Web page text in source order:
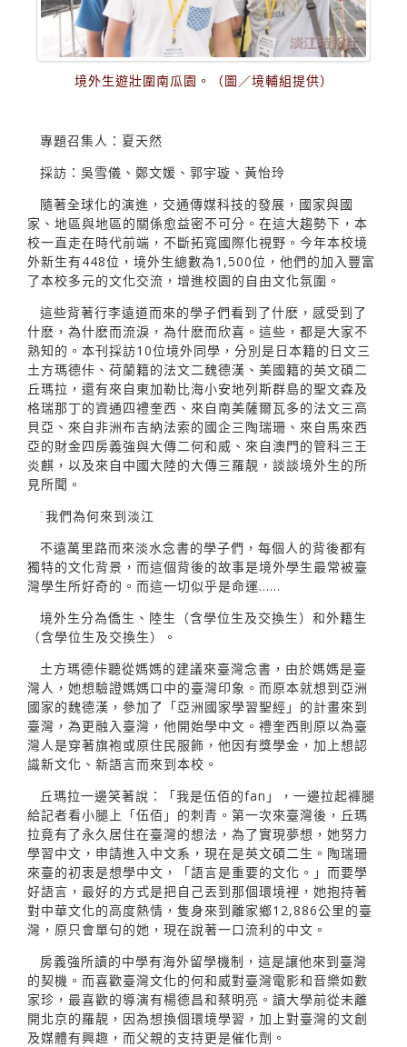
境外生遊壯圍南瓜園。（圖／境輔組提供）
專題召集人：夏天然
採訪：吳雪儀、鄭文媛、郭宇璇、黃怡玲
隨著全球化的演進，交通傳媒科技的發展，國家與國
家、地區與地區的關係愈益密不可分。在這大趨勢下，本
校一直走在時代前端，不斷拓寬國際化視野。今年本校境
外新生有448位，境外生總數為1,500位，他們的加入豐富
了本校多元的文化交流，增進校園的自由文化氛圍。
這些背著行李遠道而來的學子們看到了什麽，感受到了
什麽，為什麽而流淚，為什麽而欣喜。這些，都是大家不
熟知的。本刊採訪10位境外同學，分別是日本籍的日文三
土方瑪德佧、荷蘭籍的法文二魏德漢、美國籍的英文碩二
丘瑪拉，還有來自東加勒比海小安地列斯群島的聖文森及
格瑞那丁的資通四禮奎西、來自南美薩爾瓦多的法文三高
貝亞、來自非洲布吉納法索的國企三陶瑞珊、來自馬來西
亞的財金四房義強與大傳二何和威、來自澳門的管科三王
炎麒，以及來自中國大陸的大傳三羅靚，談談境外生的所
見所聞。
˙我們為何來到淡江
不遠萬里路而來淡水念書的學子們，每個人的背後都有
獨特的文化背景，而這個背後的故事是境外學生最常被臺
灣學生所好奇的。而這一切似乎是命運……
境外生分為僑生、陸生（含學位生及交換生）和外籍生
（含學位生及交換生）。
土方瑪德佧聽從媽媽的建議來臺灣念書，由於媽媽是臺
灣人，她想驗證媽媽口中的臺灣印象。而原本就想到亞洲
國家的魏德漢，參加了「亞洲國家學習聖經」的計畫來到
臺灣，為更融入臺灣，他開始學中文。禮奎西則原以為臺
灣人是穿著旗袍或原住民服飾，他因有獎學金，加上想認
識新文化、新語言而來到本校。
丘瑪拉一邊笑著說：「我是伍佰的fan」，一邊拉起褲腿
給記者看小腿上「伍佰」的刺青。第一次來臺灣後，丘瑪
拉竟有了永久居住在臺灣的想法，為了實現夢想，她努力
學習中文，申請進入中文系，現在是英文碩二生。陶瑞珊
來臺的初衷是想學中文，「語言是重要的文化。」而要學
好語言，最好的方式是把自己丟到那個環境裡，她抱持著
對中華文化的高度熱情，隻身來到離家鄉12,886公里的臺
灣，原只會單句的她，現在說著一口流利的中文。
房義強所讀的中學有海外留學機制，這是讓他來到臺灣
的契機。而喜歡臺灣文化的何和威對臺灣電影和音樂如數
家珍，最喜歡的導演有楊德昌和蔡明亮。讀大學前從未離
開北京的羅靚，因為想換個環境學習，加上對臺灣的文創
及媒體有興趣，而父親的支持更是催化劑。